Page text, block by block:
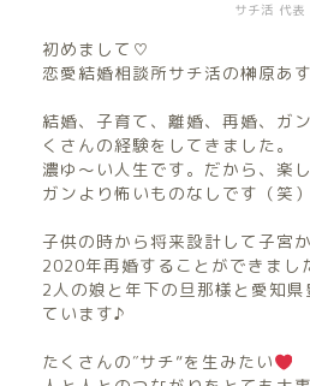
サチ活 代表
初めまして♡
恋愛結婚相談所サチ活の榊原あす
結婚、子育て、離婚、再婚、ガ
くさんの経験をしてきました。
濃ゆ〜い人生です。だから、楽し
ガンより怖いものなしです（笑）
子供の時から将来設計して子宮
2020年再婚することができまし
2人の娘と年下の旦那様と愛知
ています♪
たくさんの″サチ”を生みたい